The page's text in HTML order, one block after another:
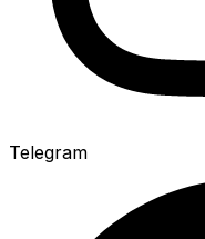
Telegram